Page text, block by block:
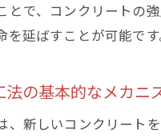
地
専門家
環
練
とで、コンクリートの
延ばすことが可能です
の基本的なメカニ
、新しいコンクリート